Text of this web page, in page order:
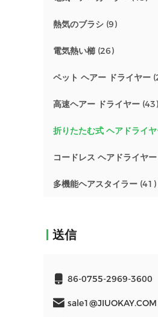
熱気のブラシ (9)
電気熱い櫛 (26)
ペット ヘアー ドライヤー
高速ヘアー ドライヤー (43)
折りたたむ式 ヘアドライ
コードレス ヘアドライヤー
多機能ヘアスタイラー (41)
送信
86-0755-2969-3600
sale1@JIUOKAY.COM